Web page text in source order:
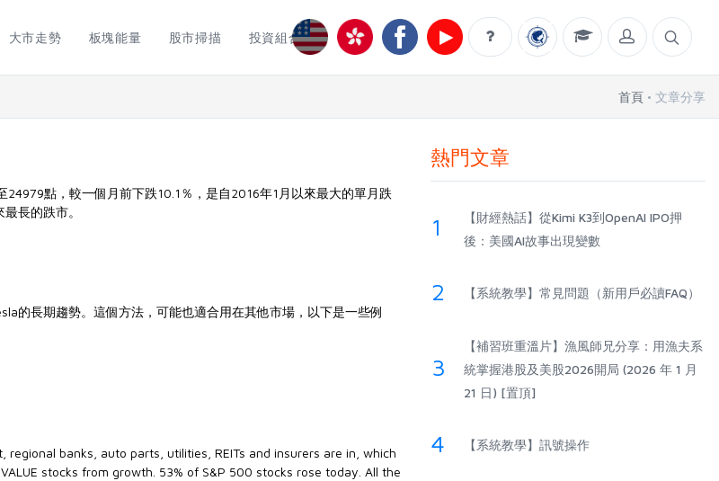
大市走勢 板塊能量 股市掃描 投資組合
首頁 文章分享
點，較一個月前下跌10.1％，是自2016年1月以來最大的單月跌
長的跌市。
的長期趨勢。這個方法，可能也適合用在其他市場，以下是一些例
regional banks, auto parts, utilities, REITs and insurers are in, which
stocks from growth. 53% of S&P 500 stocks rose today. All the
熱門文章
1
【財經熱話】從Kimi K3到OpenAI IPO押
後：美國AI故事出現變數
2 【系統教學】常見問題（新用戶必讀FAQ）
3
【補習班重溫片】漁風師兄分享：用漁夫系
統掌握港股及美股2026開局 (2026 年 1 月
21 日) [置頂]
4 【系統教學】訊號操作